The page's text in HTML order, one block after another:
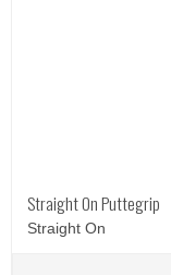
Straight On Puttegrip
Straight On